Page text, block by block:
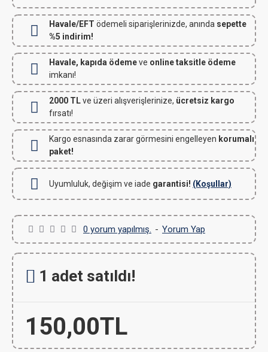
Havale/EFT ödemeli siparişlerinizde, anında sepette
%5 indirim!
Havale, kapıda ödemeve online taksitle ödeme
imkanı!
2000 TLve üzeri alışverişlerinize, ücretsiz kargo
fırsatı!
Kargo esnasında zarar görmesini engelleyen korumalı
paket!
Uyumluluk, değişim ve iade garantisi! (Koşullar)
0 yorum yapılmış. - Yorum Yap
150,00TL
1 adet satıldı!